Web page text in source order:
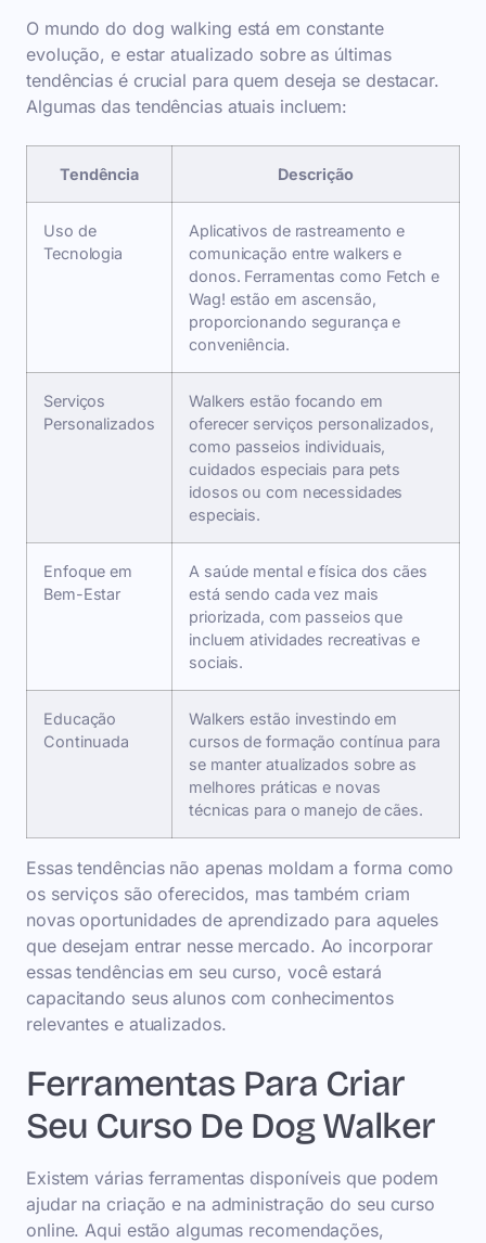
O mundo do dog walking está em constante
evolução, e estar atualizado sobre as últimas
tendências é crucial para quem deseja se destacar.
Algumas das tendências atuais incluem:
Tendência Descrição
Uso de
Tecnologia
Aplicativos de rastreamento e
comunicação entre walkers e
donos. Ferramentas como Fetch e
Wag! estão em ascensão,
proporcionando segurança e
conveniência.
Serviços
Personalizados
Walkers estão focando em
oferecer serviços personalizados,
como passeios individuais,
cuidados especiais para pets
idosos ou com necessidades
especiais.
Enfoque em
Bem-Estar
A saúde mental e física dos cães
está sendo cada vez mais
priorizada, com passeios que
incluem atividades recreativas e
sociais.
Educação
Continuada
Walkers estão investindo em
cursos de formação contínua para
se manter atualizados sobre as
melhores práticas e novas
técnicas para o manejo de cães.
Essas tendências não apenas moldam a forma como
os serviços são oferecidos, mas também criam
novas oportunidades de aprendizado para aqueles
que desejam entrar nesse mercado. Ao incorporar
essas tendências em seu curso, você estará
capacitando seus alunos com conhecimentos
relevantes e atualizados.
Ferramentas Para Criar
Seu Curso De Dog Walker
Existem várias ferramentas disponíveis que podem
ajudar na criação e na administração do seu curso
online. Aqui estão algumas recomendações,